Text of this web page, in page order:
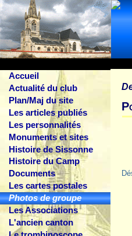
Accueil
Actualité du club
Plan/Maj du site
Les articles publiés
Les personnalités
Monuments et sites
Histoire de Sissonne
Histoire du Camp
Documents
Les cartes postales
Photos de groupe
Les Associations
L'ancien canton